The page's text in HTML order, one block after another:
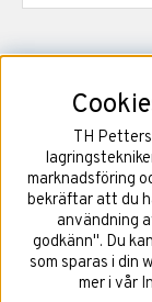
©
TH
marknadsföring
bekräftar att du
användning
godkänn". Du
som sparas i din
mer i vår